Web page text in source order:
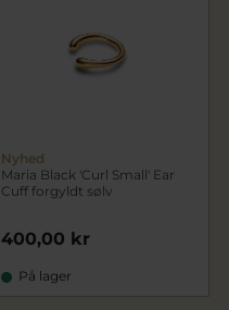
Nyhed
Maria Black 'Curl Small' Ear
Cuff forgyldt sølv
400,00 kr
På lager